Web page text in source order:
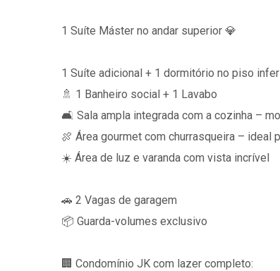
1 Suíte Máster no andar superior 💎
1 Suíte adicional + 1 dormitório no piso
🚿 1 Banheiro social + 1 Lavabo
🛋️ Sala ampla integrada com a cozinha –
🍖 Área gourmet com churrasqueira – ideal
☀️ Área de luz e varanda com vista incrível
🚗 2 Vagas de garagem
📦 Guarda-volumes exclusivo
🏢 Condomínio JK com lazer completo: